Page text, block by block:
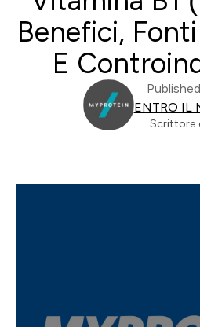
Benefici,
E
ENTRO IL
Scrittore